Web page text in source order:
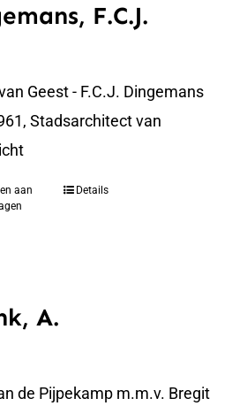
F.C.J.
Geest - F.C.J. Dingemans
Stadsarchitect van
aan
Details
A.
de Pijpekamp m.m.v. Bregit